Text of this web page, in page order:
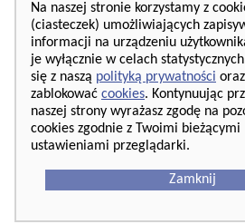
Na naszej stronie korzystamy z
(ciasteczek) umożliwiających
informacji na urządzeniu
je wyłącznie w celach
się z naszą polityką prywatności
zablokować cookies. Kontynuując
naszej strony wyrażasz zgodę na
cookies zgodnie z Twoimi bieżącymi
ustawieniami przeglądarki.
Zamknij